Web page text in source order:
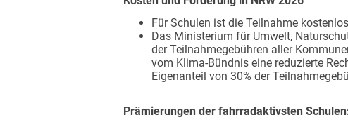
Für Schulen ist die Teilnahme kostenlos
Das Ministerium für Umwelt,
der Teilnahmegebühren aller
vom Klima-Bündnis eine reduzierte
Eigenanteil von 30% der
Prämierungen der fahrradaktivsten